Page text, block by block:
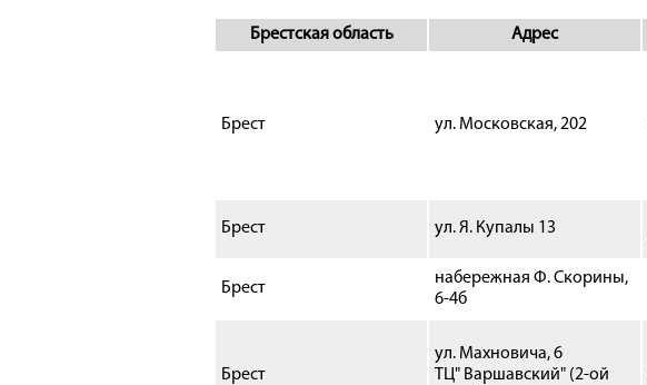
Брестская область Адрес
Брест ул. Московская, 202
Брест ул. Я. Купалы 13
Брест
набережная Ф. Скорины,
6-4б
Брест
ул. Махновича, 6
ТЦ" Варшавский" (2-ой